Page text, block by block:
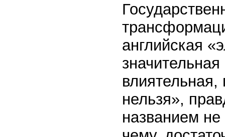
английская
нельзя»,
названием